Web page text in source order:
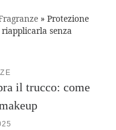
» Protezione
senza
il trucco: come